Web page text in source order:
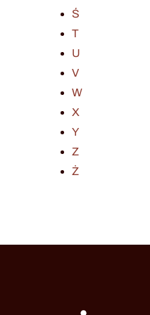
Ś
T
U
V
W
X
Y
Z
Ż